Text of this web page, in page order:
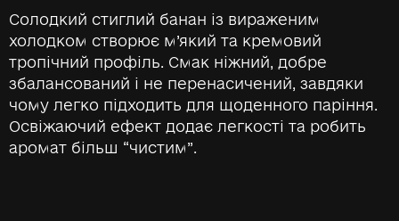
Солодкий стиглий банан із вираженим
холодком створює м’який та кремовий
тропічний профіль. Смак ніжний, добре
збалансований і не перенасичений, завдяки
чому легко підходить для щоденного паріння.
Освіжаючий ефект додає легкості та робить
аромат більш “чистим”.